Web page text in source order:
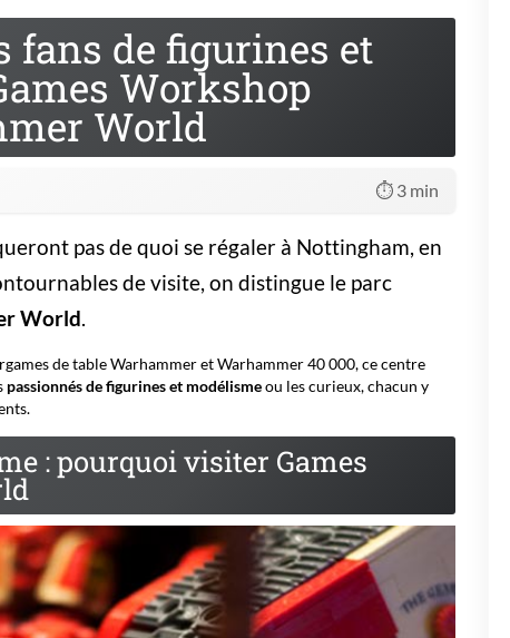
fans de figurines et
Workshop
World
⏱️ 3 min
pas de quoi se régaler à Nottingham, en
de visite, on distingue le parc
World.
de table Warhammer et Warhammer 40 000, ce centre
passionnés de figurines et modélismeou les curieux, chacun y
: pourquoi visiter Games